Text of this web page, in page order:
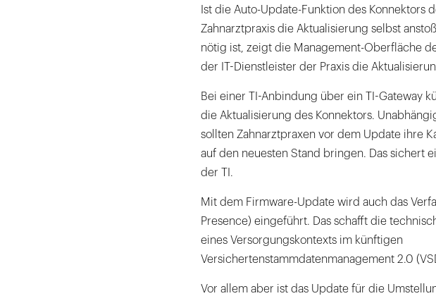
Ist die Auto-Update-Funktion des Konnektors
Zahnarztpraxis die Aktualisierung selbst
nötig ist, zeigt die Management-Oberfläche
der IT-Dienstleister der Praxis die
Bei einer TI-Anbindung über ein TI-Gateway
die Aktualisierung des Konnektors.
sollten Zahnarztpraxen vor dem Update ihre
auf den neuesten Stand bringen. Das sichert
der TI.
Mit dem Firmware-Update wird auch das
Presence) eingeführt. Das schafft die
eines Versorgungskontexts im künftigen
Versichertenstammdatenmanagement 2.0
Vor allem aber ist das Update für die